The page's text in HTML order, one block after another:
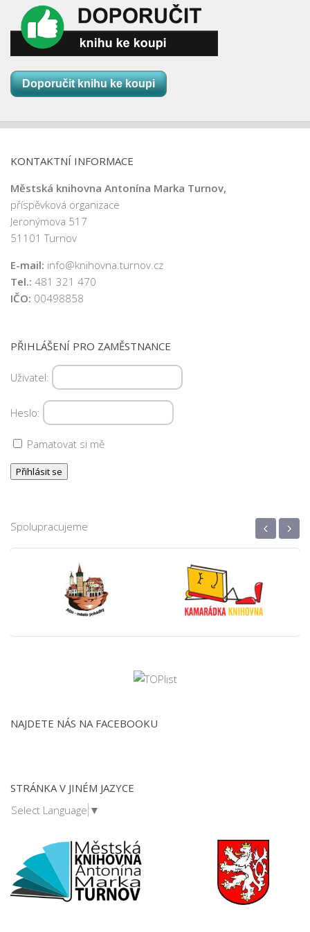
Nová budova
k
c
e
Doporučit knihu ke koupi
KONTAKTNÍ INFORMACE
Městská knihovna Antonína Marka Turnov,
příspěvková organizace
Jeronýmova 517
51101 Turnov
E-mail: info@knihovna.turnov.cz
Tel.: 481 321 470
IČO: 00498858
PŘIHLÁŠENÍ PRO ZAMĚSTNANCE
Uživatel:
Heslo:
Pamatovat si mě
Spolupracujeme ‹ ›
NAJDETE NÁS NA FACEBOOKU
STRÁNKA V JINÉM JAZYCE
Select Language ▼